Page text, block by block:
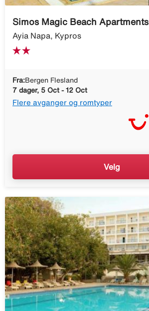
Simos Magic Beach Apartments
Ayia Napa, Kypros
Fra:Bergen Flesland
7 dager, 5 Oct - 12 Oct
Flere avganger og romtyper
Velg